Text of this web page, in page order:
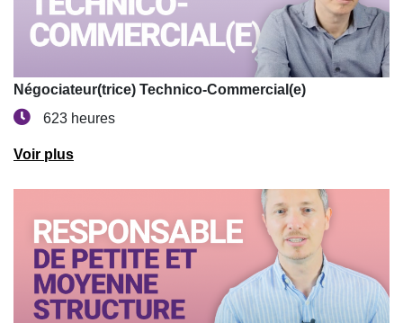
Négociateur(trice) Technico-Commercial(e)
623 heures
Voir plus